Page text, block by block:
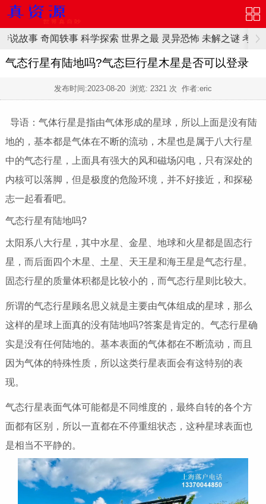
传说故事 奇闻轶事 科学探索 世界之最 灵异恐怖 未解之谜 考古
气态行星有陆地吗?气态巨行星木星是否可以登录
发布时间:2023-08-20 浏览: 2321 次 作者:eric
导语：气体行星是指由气体形成的星球，所以上面是没有陆
地的，基本都是气体在不断的流动，木星也是属于八大行星
中的气态行星，上面具有强大的风和磁场闪电，只有深处的
内核可以落脚，但是极度的危险环境，并不好接近，和探秘
志一起看看吧。
气态行星有陆地吗?
太阳系八大行星，其中水星、金星、地球和火星都是固态行
星，而后面四个木星、土星、天王星和海王星是气态行星。
固态行星的质量体积都是比较小的，而气态行星则比较大。
所谓的气态行星顾名思义就是主要由气体组成的星球，那么
这样的星球上面真的没有陆地吗?答案是肯定的。气态行星确
实是没有任何陆地的。基本表面的气体都在不断流动，而且
因为气体的特殊性质，所以这类行星表面会有这特别的表
现。
气态行星表面气体可能都是不同维度的，最终自转的各个方
面都有区别，所以一直都在不停重组状态，这种星球表面也
是相当不平静的。